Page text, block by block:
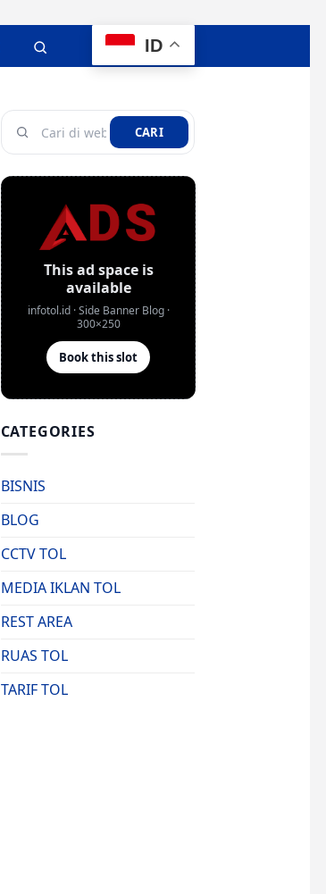
ID
CARI
CATEGORIES
BISNIS
BLOG
CCTV TOL
MEDIA IKLAN TOL
REST AREA
RUAS TOL
TARIF TOL